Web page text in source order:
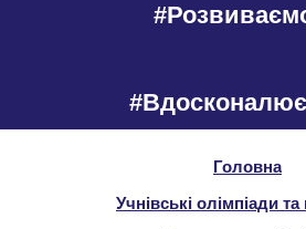
Головна
Учнівські олімпіади